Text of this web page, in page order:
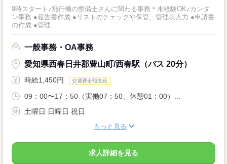
9時スタート♪飛行機の整備士さんに関わる事務＊未経験OK♪カンタ
ン事務 ●報告書作成 ●リストのチェックや保管、管理表入力 ●申請書
の作成 ●管理...
一般事務・OA事務
愛知県西春日井郡豊山町/西春駅（バス 20分）
時給1,450円 交通費全額支給
09：00〜17：50（実働07：50、休憩01：00）...
土曜日 日曜日 祝日
もっと見る
求人詳細を見る